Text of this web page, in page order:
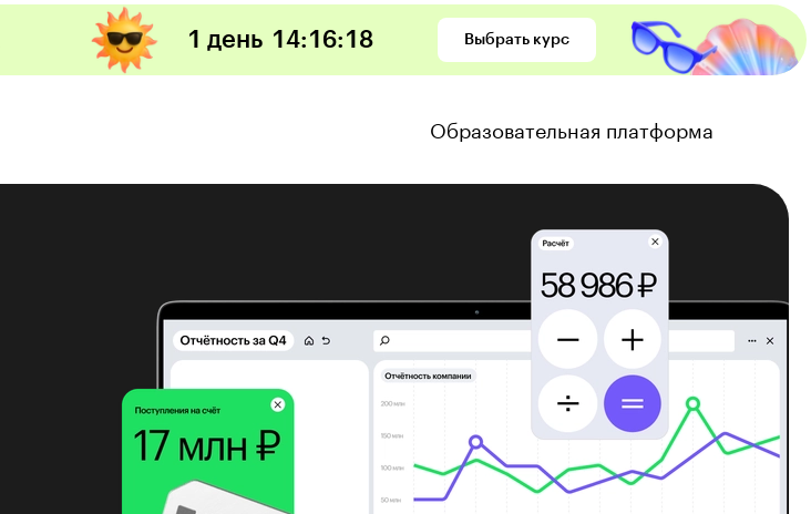
1 день 14:16:17 Выбрать курс
Образовательная платформа